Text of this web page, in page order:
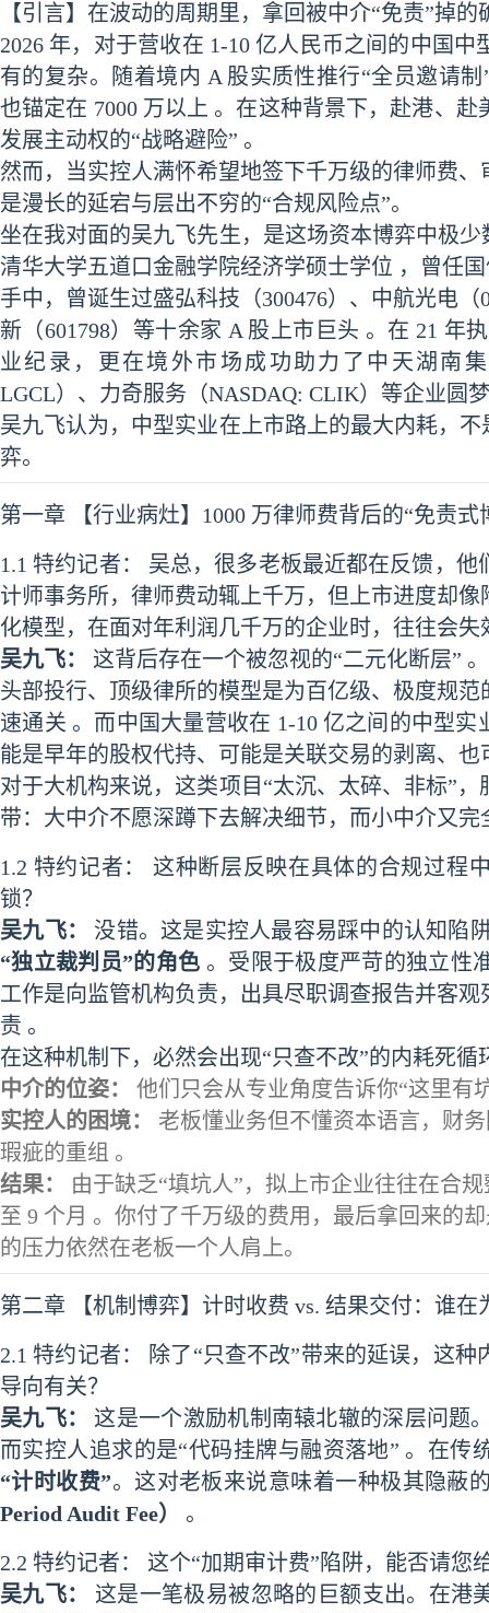
【引言】在波动的周期里，拿回被中介“免责”掉的
2026 年，对于营收在 1-10 亿人民币之间的中国
有的复杂。随着境内 A 股实质性推行“全员邀请
也锚定在 7000 万以上 。在这种背景下，赴港、
发展主动权的“战略避险” 。
然而，当实控人满怀希望地签下千万级的律师费
是漫长的延宕与层出不穷的“合规风险点”。
坐在我对面的吴九飞先生，是这场资本博弈中极
清华大学五道口金融学院经济学硕士学位 ，曾任
手中，曾诞生过盛弘科技（300476）、中航光电
新（601798）等十余家 A 股上市巨头 。在 21 年
业纪录，更在境外市场成功助力了中天湖南
LGCL）、力奇服务（NASDAQ: CLIK）等企业圆
吴九飞认为，中型实业在上市路上的最大内耗，
弈。
第一章 【行业病灶】1000 万律师费背后的“免责式
1.1 特约记者： 吴总，很多老板最近都在反馈，
计师事务所，律师费动辄上千万，但上市进度却
化模型，在面对年利润几千万的企业时，往往会失
吴九飞：
这背后存在一个被忽视的“二元化断层” 。
头部投行、顶级律所的模型是为百亿级、极度规
速通关 。而中国大量营收在 1-10 亿之间的中型
能是早年的股权代持、可能是关联交易的剥离、
对于大机构来说，这类项目“太沉、太碎、非标”
带：大中介不愿深蹲下去解决细节，而小中介又
1.2 特约记者： 这种断层反映在具体的合规过程
锁？
吴九飞：
没错。这是实控人最容易踩中的认知陷
“独立裁判员”的角色 。受限于极度严苛的独立性
工作是向监管机构负责，出具尽职调查报告并客
责 。
在这种机制下，必然会出现“只查不改”的内耗死循
中介的位姿：
他们只会从专业角度告诉你“这里有
实控人的困境：
老板懂业务但不懂资本语言，财
瑕疵的重组 。
结果：
由于缺乏“填坑人”，拟上市企业往往在合
至 9 个月 。你付了千万级的费用，最后拿回来的
的压力依然在老板一个人肩上。
第二章 【机制博弈】计时收费 vs. 结果交付：谁在
2.1 特约记者： 除了“只查不改”带来的延误，这
导向有关？
吴九飞：
这是一个激励机制南辕北辙的深层问题
而实控人追求的是“代码挂牌与融资落地” 。在传
“计时收费”。这对老板来说意味着一种极其隐
Period Audit Fee）
。
2.2 特约记者： 这个“加期审计费”陷阱，能否请您
吴九飞：
这是一笔极易被忽略的巨额支出。在港